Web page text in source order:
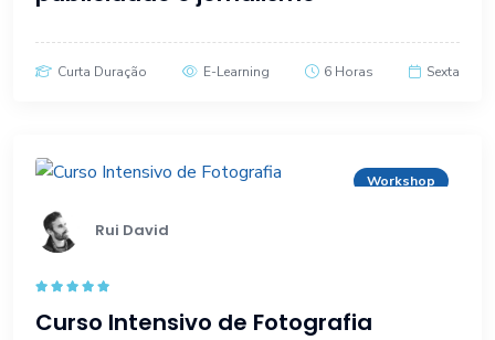
Curta Duração E-Learning 6 Horas Sexta
Workshop
Rui David
out of 5
Curso Intensivo de Fotografia